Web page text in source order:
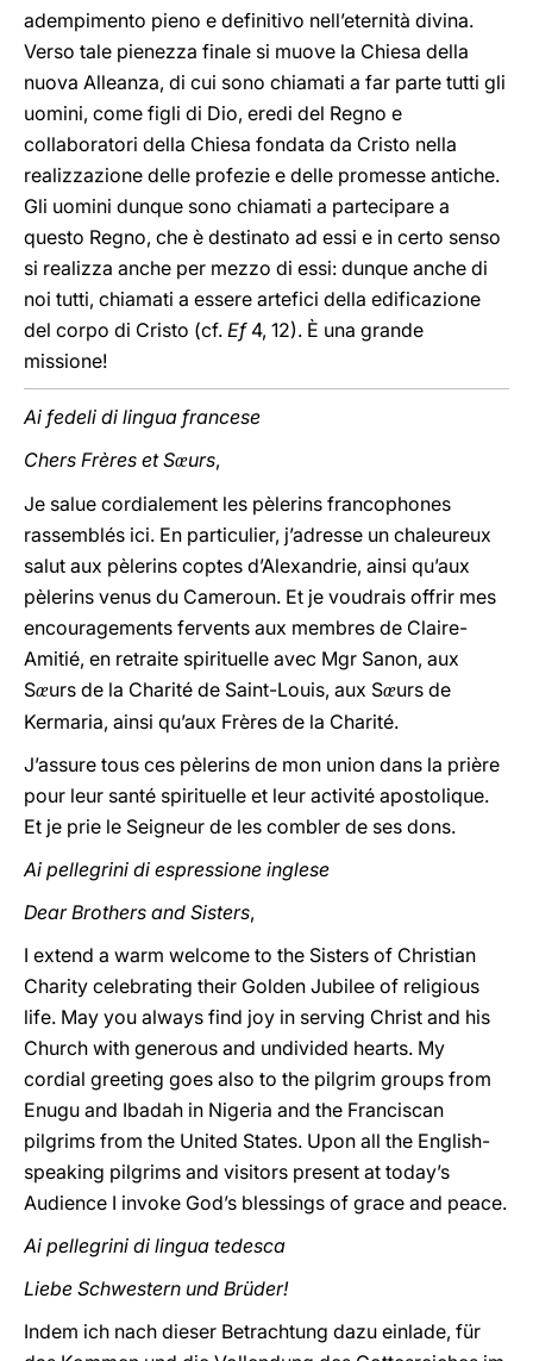
adempimento pieno e definitivo nell’eternità divina.
Verso tale pienezza finale si muove la Chiesa della
nuova Alleanza, di cui sono chiamati a far parte tutti gli
uomini, come figli di Dio, eredi del Regno e
collaboratori della Chiesa fondata da Cristo nella
realizzazione delle profezie e delle promesse antiche.
Gli uomini dunque sono chiamati a partecipare a
questo Regno, che è destinato ad essi e in certo senso
si realizza anche per mezzo di essi: dunque anche di
noi tutti, chiamati a essere artefici della edificazione
del corpo di Cristo (cf. Ef4, 12). È una grande
missione!
Ai fedeli di lingua francese
Chers Frères et Sœurs,
Je salue cordialement les pèlerins francophones
rassemblés ici. En particulier, j’adresse un chaleureux
salut aux pèlerins coptes d’Alexandrie, ainsi qu’aux
pèlerins venus du Cameroun. Et je voudrais offrir mes
encouragements fervents aux membres de Claire-
Amitié, en retraite spirituelle avec Mgr Sanon, aux
Sœurs de la Charité de Saint-Louis, aux Sœurs de
Kermaria, ainsi qu’aux Frères de la Charité.
J’assure tous ces pèlerins de mon union dans la prière
pour leur santé spirituelle et leur activité apostolique.
Et je prie le Seigneur de les combler de ses dons.
Ai pellegrini di espressione inglese
Dear Brothers and Sisters,
I extend a warm welcome to the Sisters of Christian
Charity celebrating their Golden Jubilee of religious
life. May you always find joy in serving Christ and his
Church with generous and undivided hearts. My
cordial greeting goes also to the pilgrim groups from
Enugu and Ibadah in Nigeria and the Franciscan
pilgrims from the United States. Upon all the English-
speaking pilgrims and visitors present at today’s
Audience I invoke God’s blessings of grace and peace.
Ai pellegrini di lingua tedesca
Liebe Schwestern und Brüder!
Indem ich nach dieser Betrachtung dazu einlade, für